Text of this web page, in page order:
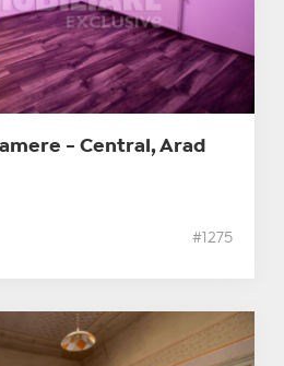
- Central, Arad
#1275